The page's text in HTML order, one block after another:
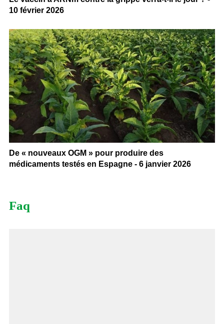
10 février 2026
De « nouveaux OGM » pour produire des
médicaments testés en Espagne - 6 janvier 2026
Faq